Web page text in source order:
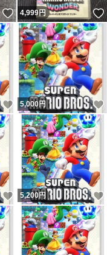
いいね！
4,999円
いいね！
5,000円
いいね！
5,200 円